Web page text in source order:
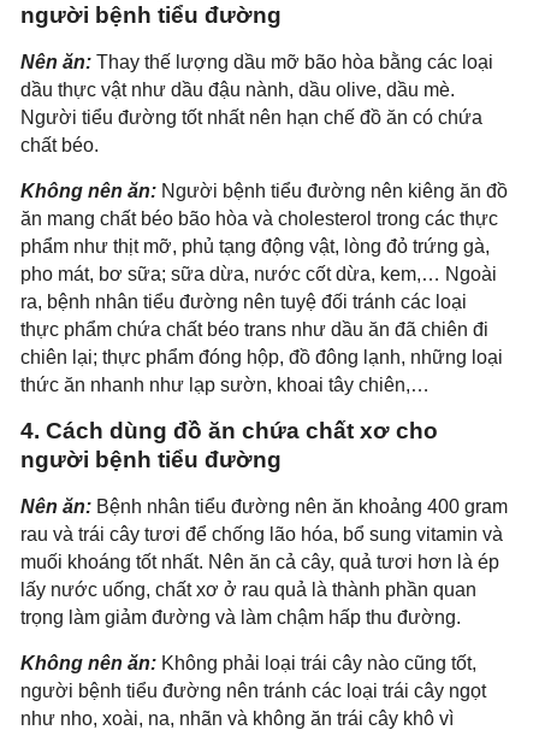
người bệnh tiểu đường
Nên ăn: Thay thế lượng dầu mỡ bão hòa bằng các loại
dầu thực vật như dầu đậu nành, dầu olive, dầu mè.
Người tiểu đường tốt nhất nên hạn chế đồ ăn có chứa
chất béo.
Không nên ăn: Người bệnh tiểu đường nên kiêng ăn đồ
ăn mang chất béo bão hòa và cholesterol trong các thực
phẩm như thịt mỡ, phủ tạng động vật, lòng đỏ trứng gà,
pho mát, bơ sữa; sữa dừa, nước cốt dừa, kem,… Ngoài
ra, bệnh nhân tiểu đường nên tuyệ đối tránh các loại
thực phẩm chứa chất béo trans như dầu ăn đã chiên đi
chiên lại; thực phẩm đóng hộp, đồ đông lạnh, những loại
thức ăn nhanh như lạp sườn, khoai tây chiên,…
4. Cách dùng đồ ăn chứa chất xơ cho
người bệnh tiểu đường
Nên ăn: Bệnh nhân tiểu đường nên ăn khoảng 400 gram
rau và trái cây tươi để chống lão hóa, bổ sung vitamin và
muối khoáng tốt nhất. Nên ăn cả cây, quả tươi hơn là ép
lấy nước uống, chất xơ ở rau quả là thành phần quan
trọng làm giảm đường và làm chậm hấp thu đường.
Không nên ăn: Không phải loại trái cây nào cũng tốt,
người bệnh tiểu đường nên tránh các loại trái cây ngọt
như nho, xoài, na, nhãn và không ăn trái cây khô vì